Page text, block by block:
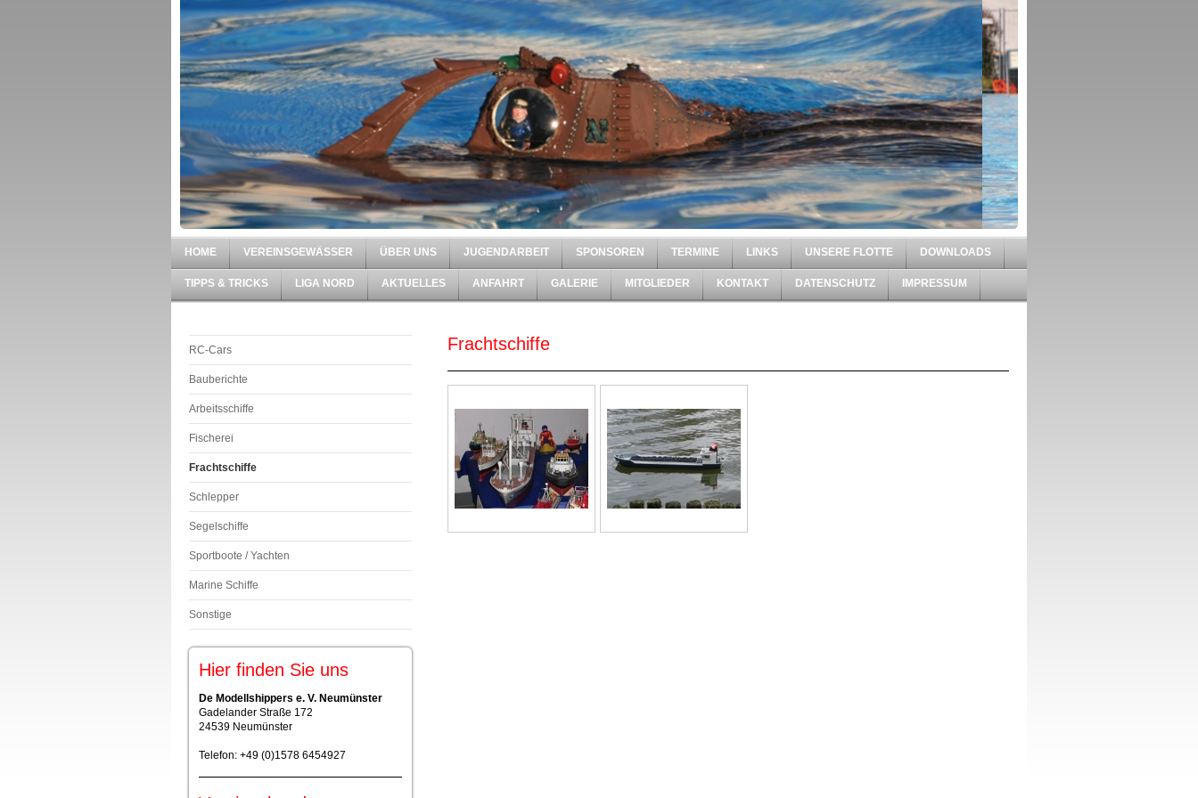
HOME VEREINSGEWÄSSER ÜBER UNS JUGENDARBEIT SPONSOREN TERMINE LINKS UNSERE FLOTTE DOWNLOADS
TIPPS & TRICKS LIGA NORD AKTUELLES ANFAHRT GALERIE MITGLIEDER KONTAKT DATENSCHUTZ IMPRESSUM
RC-Cars
Bauberichte
Arbeitsschiffe
Fischerei
Frachtschiffe
Schlepper
Segelschiffe
Sportboote / Yachten
Marine Schiffe
Sonstige
Hier finden Sie uns
De Modellshippers e. V. Neumünster
Gadelander Straße 172
24539 Neumünster
Telefon: +49 (0)1578 6454927
Frachtschiffe